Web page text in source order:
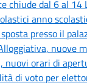
chiude dal 6 al 14
anno
presso il
nuove
nuovi orari di
di voto per